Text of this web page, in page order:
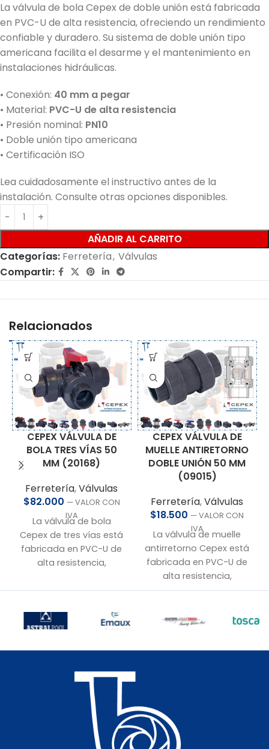
La válvula de bola Cepex de doble unión está fabricada
en PVC-U de alta resistencia, ofreciendo un rendimiento
confiable y duradero. Su sistema de doble unión tipo
americana facilita el desarme y el mantenimiento en
instalaciones hidráulicas.
• Conexión: 40 mm a pegar
• Material: PVC-U de alta resistencia
• Presión nominal: PN10
• Doble unión tipo americana
• Certificación ISO
Lea cuidadosamente el instructivo antes de la
instalación. Consulte otras opciones disponibles.
AÑADIR AL CARRITO
Categorías: Ferretería, Válvulas
Compartir:
Relacionados
CEPEX VÁLVULA DE
BOLA TRES VÍAS 50
MM (20168)
Ferretería,Válvulas
$82.000 — VALOR CON
IVA
La válvula de bola
Cepex de tres vías está
fabricada en PVC-U de
alta resistencia,
versatilidad y control en
hidráulicas. Incluye
manilla con gatillo e
seguridad y precisión.
50 mm a
PVC-U de
alta resistencia
CEPEX VÁLVULA DE
MUELLE ANTIRETORNO
DOBLE UNIÓN 50 MM
(09015)
Ferretería,Válvulas
$18.500 — VALOR CON
IVA
La válvula de muelle
antirretorno Cepex está
fabricada en PVC-U de
alta resistencia,
ofreciendo máxima
en instalaciones
• Conexión:
• Material: